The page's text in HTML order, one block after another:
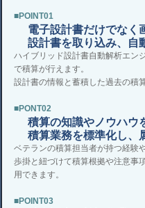
■POINT01
電子設計書だけでなく
設計書を取り込み、自
ハイブリッド設計書自動解析エン
で積算が行えます。
設計書の情報と蓄積した過去の積
■PONT02
積算の知識やノウハウ
積算業務を標準化し、
ベテランの積算担当者が持つ経験
歩掛と紐づけて積算根拠や注意事
用できます。
■POINT03